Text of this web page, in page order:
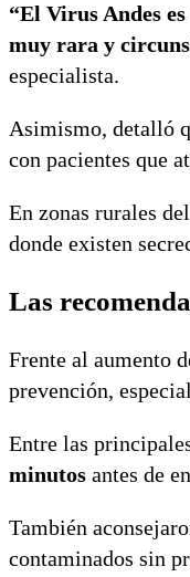
“El Virus Andes
muy rara y
especialista.
Asimismo, detalló
con pacientes que
En zonas rurales
donde existen
Las
Frente al aumento
prevención,
Entre las
minutos antes de
También
contaminados sin